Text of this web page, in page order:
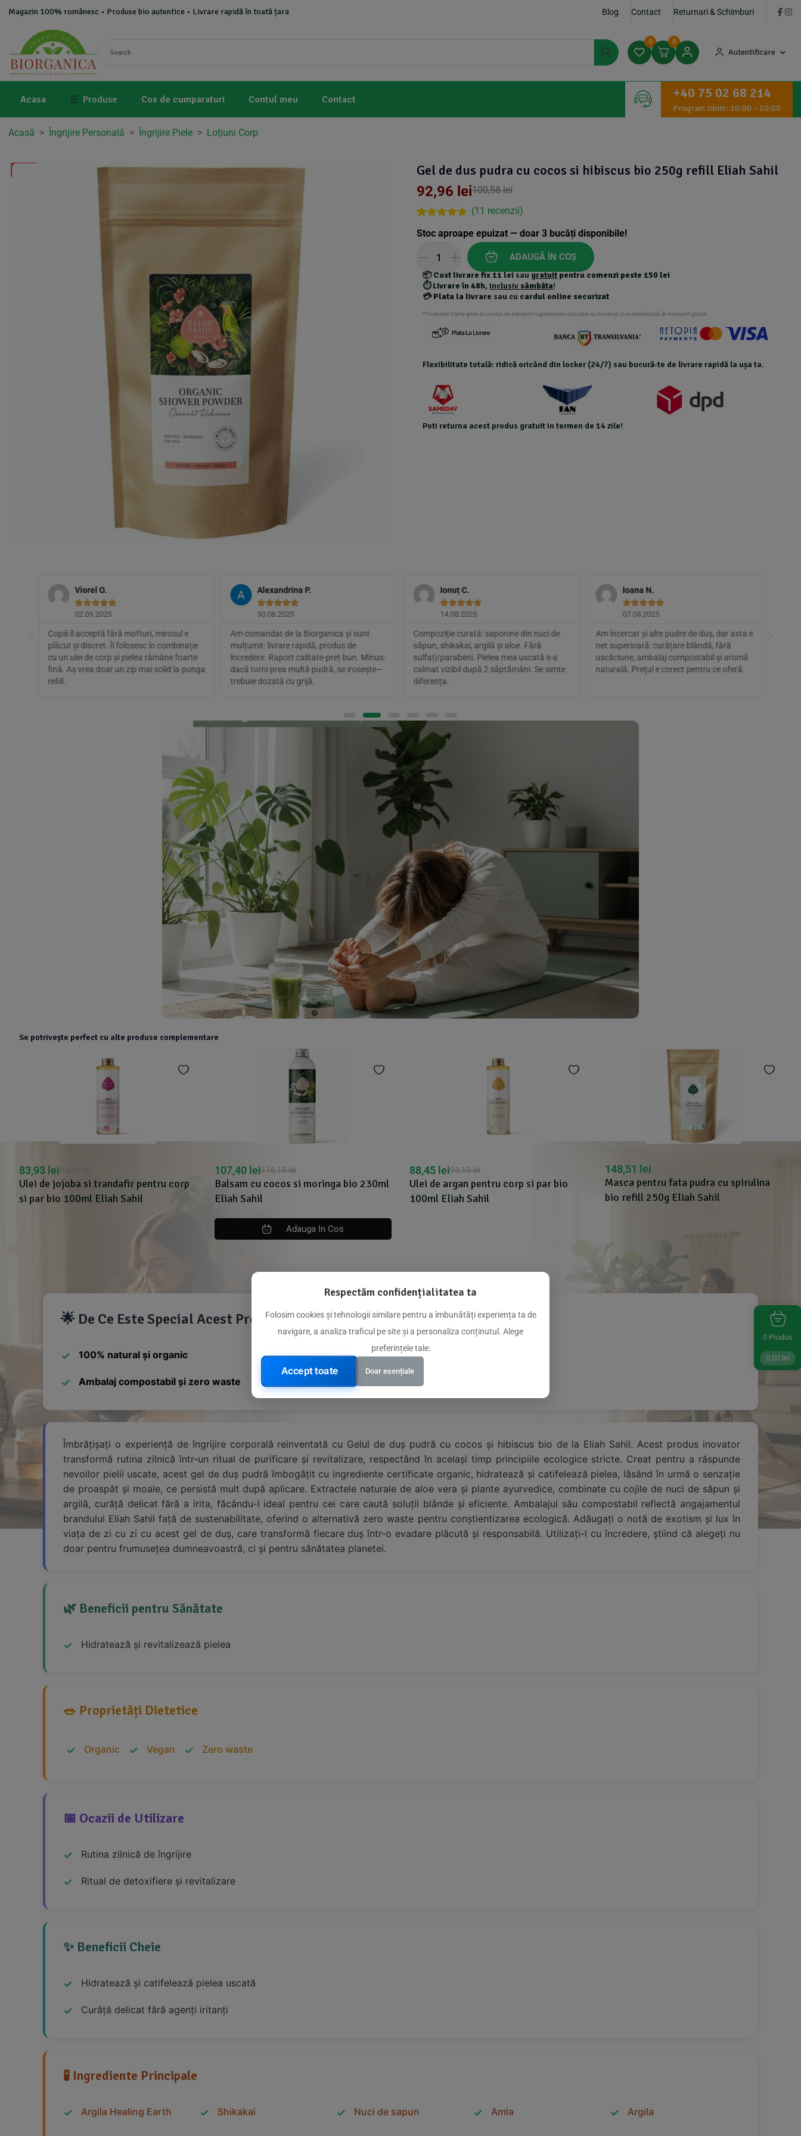
Magazin 100% românesc • Produse bio autentice • Livrare rapidă în toată țara Blog Contact Returnari & Schimburi
0 0
Autentificare
Acasa ☰ Produse Cos de cumparaturi Contul meu Contact +40 75 02 68 214
Program zilnic: 10:00 – 20:00
Acasă > Îngrijire Personală > Îngrijire Piele > Loțiuni Corp
Gel de dus pudra cu cocos si hibiscus bio 250g refill Eliah Sahil
100,58lei
92,96 lei
out of 5
customer
ratings
(11 recenzii)
Stoc aproape epuizat — doar3 bucăți disponibile!
ADAUGĂ ÎN COȘ
📦Cost livrare fix 11 leisaugratuitpentru comenzi peste 150 lei
⏱️Livrare în 48h,inclusiv sâmbăta!
💳Plata la livrare sau cu cardul online securizat
*Produsele foarte grele au costuri de transport suplimentare calculate la checkout și nu beneficiază de transport gratuit.
Flexibilitate totală: ridică oricând din locker (24/7) sau bucură-te de livrare rapidă la ușa ta.
Poti returna acest produs gratuit in termen de 14 zile!
Viorel O.

02.09.2025
Copiii îl acceptă fără mofturi, mirosul e
plăcut și discret. Îl folosesc în combinație
cu un ulei de corp și pielea rămâne foarte
fină. Aș vrea doar un zip mai solid la punga
refill.
Alexandrina P.

30.08.2025
Am comandat de la Biorganica și sunt
mulțumit: livrare rapidă, produs de
încredere. Raport calitate-preț bun. Minus:
dacă torni prea multă pudră, se irosește—
trebuie dozată cu grijă.
Ionuț C.

14.08.2025
Compoziție curată: saponine din nuci de
săpun, shikakai, argilă și aloe. Fără
sulfați/parabeni. Pielea mea uscată s-a
calmat vizibil după 2 săptămâni. Se simte
diferența.
Ioana N.

07.08.2025
Am încercat și alte pudre de duș, dar asta e
net superioară: curățare blândă, fără
uscăciune, ambalaj compostabil și aromă
naturală. Prețul e corect pentru ce oferă.
Se potrivește perfect cu alte produse complementare
Ulei de jojoba si trandafir pentru corp
si par bio 100ml Eliah Sahil
83,93 lei
Balsam cu cocos si moringa bio 230ml
Eliah Sahil
116,10lei
107,40 lei
Adauga In Cos
Ulei de argan pentru corp si par bio
100ml Eliah Sahil
93,10lei
88,45 lei
Masca pentru fata pudra cu spirulina
bio refill 250g Eliah Sahil
148,51 lei
🌟 De Ce Este Special Acest Produs
100% natural și organic
Ambalaj compostabil și zero waste
Îmbrățișați o experiență de îngrijire corporală reinventată cu Gelul de duș pudră cu cocos și hibiscus bio de la Eliah Sahil. Acest produs inovator
transformă rutina zilnică într-un ritual de purificare și revitalizare, respectând în același timp principiile ecologice stricte. Creat pentru a răspunde
nevoilor pielii uscate, acest gel de duș pudră îmbogățit cu ingrediente certificate organic, hidratează și catifelează pielea, lăsând în urmă o senzație
de proaspăt și moale, ce persistă mult după aplicare. Extractele naturale de aloe vera și plante ayurvedice, combinate cu cojile de nuci de săpun și
argilă, curăță delicat fără a irita, făcându-l ideal pentru cei care caută soluții blânde și eficiente. Ambalajul său compostabil reflectă angajamentul
brandului Eliah Sahil față de sustenabilitate, oferind o alternativă zero waste pentru conștientizarea ecologică. Adăugați o notă de exotism și lux în
viața de zi cu zi cu acest gel de duș, care transformă fiecare duș într-o evadare plăcută și responsabilă. Utilizați-l cu încredere, știind că alegeți nu
doar pentru frumusețea dumneavoastră, ci și pentru sănătatea planetei.
🌿 Beneficii pentru Sănătate
Hidratează și revitalizează pielea
🥗 Proprietăți Dietetice
Organic Vegan Zero waste
📅 Ocazii de Utilizare
Rutina zilnică de îngrijire
Ritual de detoxifiere și revitalizare
✨ Beneficii Cheie
Hidratează și catifelează pielea uscată
Curăță delicat fără agenți iritanți
🧪 Ingrediente Principale
Argila Healing Earth Shikakai Nuci de sapun Amla Argila
0 Produs
0,00 lei
Respectăm confidențialitatea ta
Folosim cookies și tehnologii similare pentru a îmbunătăți experiența ta de
navigare, a analiza traficul pe site și a personaliza conținutul. Alege
preferințele tale:
Accept toate Doar esențiale